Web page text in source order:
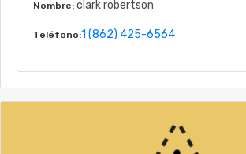
Nombre: clark robertson
Teléfono:1 (862) 425-6564